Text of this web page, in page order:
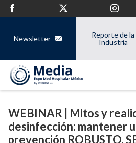
Newsletter
Reporte de la
Industria
WEBINAR | Mitos y
desinfección: mantener
prevención ROBUSTO,